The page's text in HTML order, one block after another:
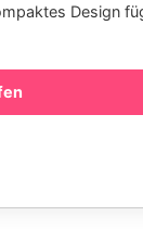
Design